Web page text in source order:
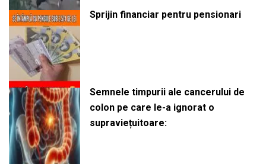
Sprijin financiar pentru pensionari
Semnele timpurii ale cancerului de
colon pe care le-a ignorat o
supraviețuitoare: